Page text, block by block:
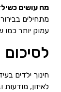
מה עושים
מתחילים
עמוק יותר כמו
לסיכום
חינוך ילדים
לאיזון, מודעות